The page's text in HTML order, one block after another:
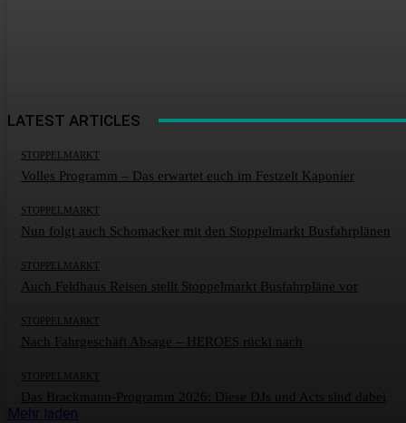
LATEST ARTICLES
STOPPELMARKT
Volles Programm – Das erwartet euch im Festzelt Kaponier
STOPPELMARKT
Nun folgt auch Schomacker mit den Stoppelmarkt Busfahrplänen
STOPPELMARKT
Auch Feldhaus Reisen stellt Stoppelmarkt Busfahrpläne vor
STOPPELMARKT
Nach Fahrgeschäft Absage – HEROES rückt nach
STOPPELMARKT
Das Brackmann-Programm 2026: Diese DJs und Acts sind dabei
Mehr laden